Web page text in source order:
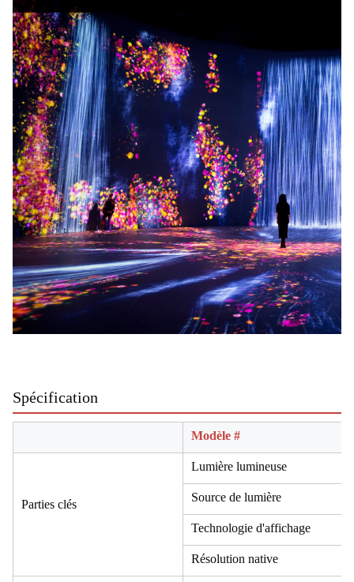
Spécification
Modèle #
Parties clés
Lumière lumineuse
Source de lumière
Technologie d'affichage
Résolution native